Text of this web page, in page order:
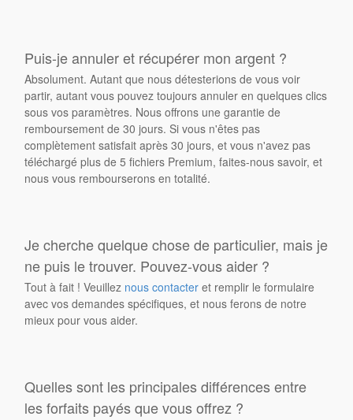
Puis-je annuler et récupérer mon argent ?
Absolument. Autant que nous détesterions de vous voir
partir, autant vous pouvez toujours annuler en quelques clics
sous vos paramètres. Nous offrons une garantie de
remboursement de 30 jours. Si vous n'êtes pas
complètement satisfait après 30 jours, et vous n'avez pas
téléchargé plus de 5 fichiers Premium, faites-nous savoir, et
nous vous rembourserons en totalité.
Je cherche quelque chose de particulier, mais je
ne puis le trouver. Pouvez-vous aider ?
Tout à fait ! Veuillez nous contacter et remplir le formulaire
avec vos demandes spécifiques, et nous ferons de notre
mieux pour vous aider.
Quelles sont les principales différences entre
les forfaits payés que vous offrez ?